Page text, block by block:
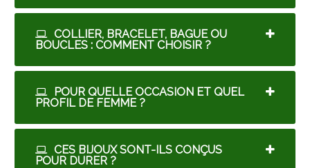
COLLIER, BRACELET, BAGUE OU
BOUCLES : COMMENT CHOISIR ?
POUR QUELLE OCCASION ET QUEL
PROFIL DE FEMME ?
CES BIJOUX SONT-ILS CONÇUS
POUR DURER ?